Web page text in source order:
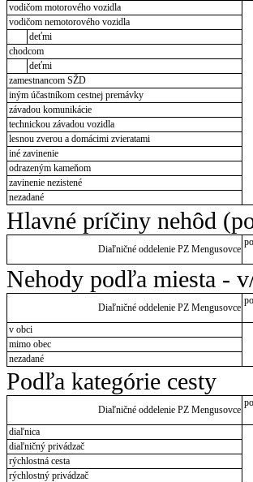
vodičom motorového vozidla
vodičom nemotorového vozidla
deťmi
chodcom
deťmi
zamestnancom SŽD
iným účastníkom cestnej premávky
závadou komunikácie
technickou závadou vozidla
lesnou zverou a domácimi zvieratami
iné zavinenie
odrazeným kameňom
zavinenie nezistené
nezadané
Hlavné príčiny nehôd
Diaľničné oddelenie PZ Mengusovce
Nehody podľa miesta -
Diaľničné oddelenie PZ Mengusovce
v obci
mimo obec
nezadané
Podľa kategórie cesty
Diaľničné oddelenie PZ Mengusovce
diaľnica
diaľničný privádzač
rýchlostná cesta
rýchlostný privádzač